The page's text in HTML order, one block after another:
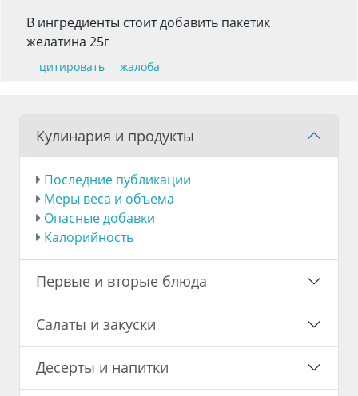
В ингредиенты стоит добавить пакетик
желатина 25г
цитировать жалоба
Кулинария и продукты
Последние публикации
Меры веса и объема
Опасные добавки
Калорийность
Первые и вторые блюда
Салаты и закуски
Десерты и напитки